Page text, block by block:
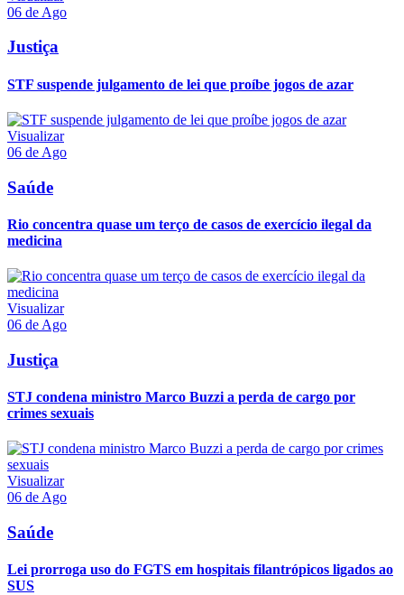
06 de Ago
Justiça
STF suspende julgamento de lei que proíbe jogos de azar
Visualizar
06 de Ago
Saúde
Rio concentra quase um terço de casos de exercício ilegal da
medicina
Visualizar
06 de Ago
Justiça
STJ condena ministro Marco Buzzi a perda de cargo por
crimes sexuais
Visualizar
06 de Ago
Saúde
Lei prorroga uso do FGTS em hospitais filantrópicos ligados ao
SUS